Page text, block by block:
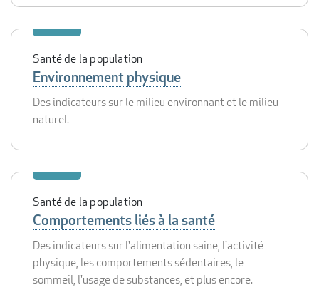
Santé de la population
Environnement physique
Des indicateurs sur le milieu environnant et le milieu
naturel.
Santé de la population
Comportements liés à la santé
Des indicateurs sur l'alimentation saine, l'activité
physique, les comportements sédentaires, le
sommeil, l'usage de substances, et plus encore.